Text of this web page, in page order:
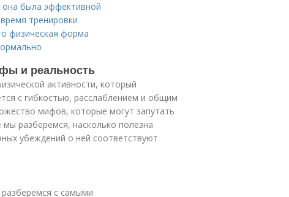
она была эффективной
тренировки
физическая форма
и реальность
активности, который
с гибкостью, расслаблением и общим
мифов, которые могут запутать
разберемся, насколько полезна
убеждений о ней соответствуют
с самыми